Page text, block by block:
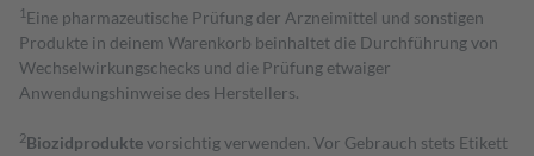
1 Eine pharmazeutische Prüfung der Arzneimittel und sonstigen
Produkte in deinem Warenkorb beinhaltet die Durchführung von
Wechselwirkungschecks und die Prüfung etwaiger
Anwendungshinweise des Herstellers.
2Biozidproduktevorsichtig verwenden. Vor Gebrauch stets Etikett